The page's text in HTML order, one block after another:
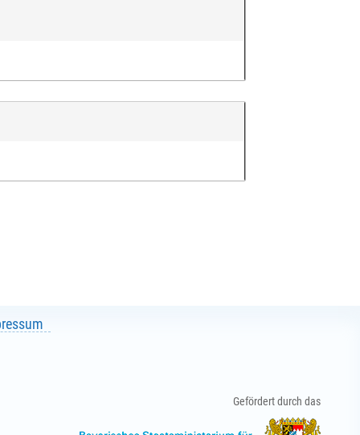
Gefördert durch das